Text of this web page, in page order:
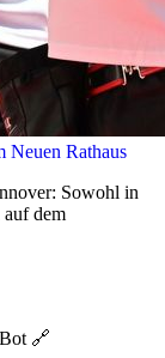
Neuen Rathaus
Sowohl in
auf dem
🔗